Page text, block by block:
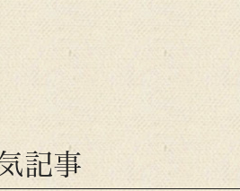
記事